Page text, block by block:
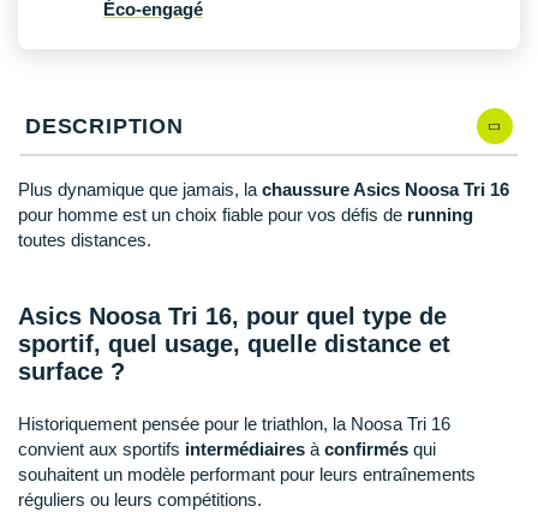
Éco-engagé
DESCRIPTION
Plus dynamique que jamais, la chaussure Asics Noosa Tri 16
pour homme est un choix fiable pour vos défis de running
toutes distances.
Asics Noosa Tri 16, pour quel type de
sportif, quel usage, quelle distance et
surface ?
Historiquement pensée pour le triathlon, la Noosa Tri 16
convient aux sportifs intermédiaires à confirmés qui
souhaitent un modèle performant pour leurs entraînements
réguliers ou leurs compétitions.
PAR MARQUES
Nike
Odlo
On-Running
Orca
Patagonia
Polar
Puma